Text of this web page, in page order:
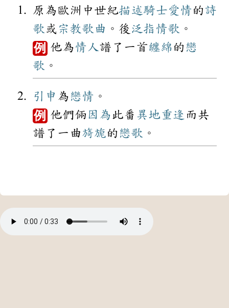
原為歐洲中世紀描述騎士愛情的詩
歌 或 宗教歌曲 。後 泛指 情歌 。
例 他為情人譜了一首纏綿 的 戀
歌 。
引申 為 戀情 。
例 他們倆因為 此番 異地重逢 而共
譜了一曲旖旎的 戀歌 。